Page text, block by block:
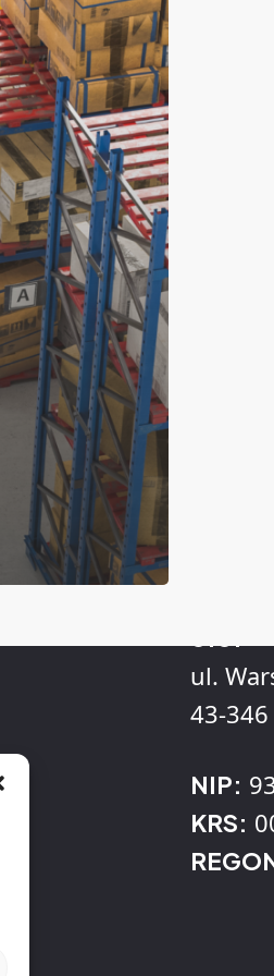
ul.
43-346
NIP:
KRS: